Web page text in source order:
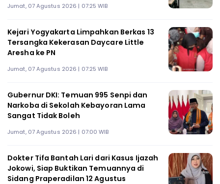
Jumat, 07 Agustus 2026 | 07:25 WIB
Kejari Yogyakarta Limpahkan Berkas 13
Tersangka Kekerasan Daycare Little
Aresha ke PN
Jumat, 07 Agustus 2026 | 07:25 WIB
Gubernur DKI: Temuan 995 Senpi dan
Narkoba di Sekolah Kebayoran Lama
Sangat Tidak Boleh
Jumat, 07 Agustus 2026 | 07:00 WIB
Dokter Tifa Bantah Lari dari Kasus Ijazah
Jokowi, Siap Buktikan Temuannya di
Sidang Praperadilan 12 Agustus